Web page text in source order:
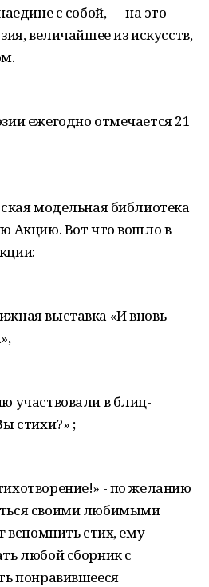
с собой, — на это
величайшее из искусств,
ежегодно отмечается 21
модельная библиотека
Акцию. Вот что вошло в
выставка «И вновь
участвовали в блиц-
стихи?» ;
- по желанию
своими любимыми
вспомнить стих, ему
любой сборник с
понравившееся